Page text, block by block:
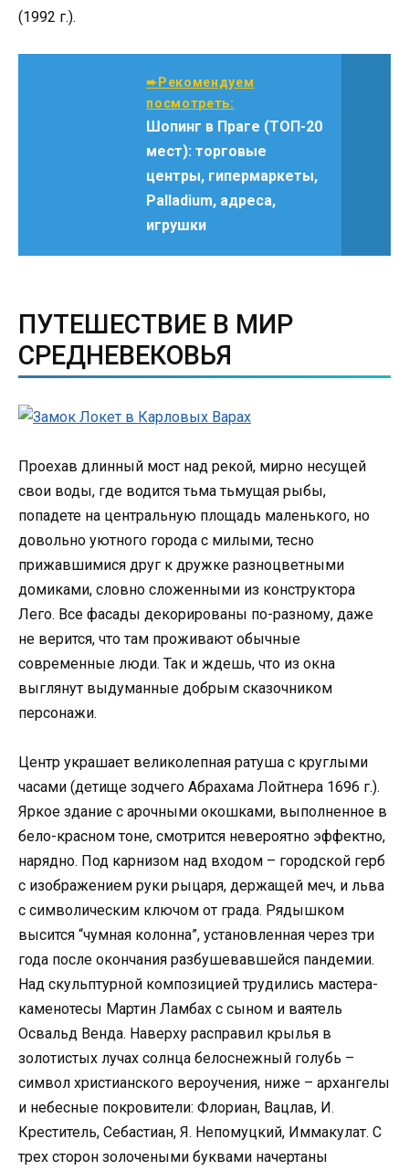
(1992 г.).
➨Рекомендуем
посмотреть:
Шопинг в Праге (ТОП-20
мест): торговые
центры, гипермаркеты,
Palladium, адреса,
игрушки
ПУТЕШЕСТВИЕ В МИР
СРЕДНЕВЕКОВЬЯ
Проехав длинный мост над рекой, мирно несущей
свои воды, где водится тьма тьмущая рыбы,
попадете на центральную площадь маленького, но
довольно уютного города с милыми, тесно
прижавшимися друг к дружке разноцветными
домиками, словно сложенными из конструктора
Лего. Все фасады декорированы по-разному, даже
не верится, что там проживают обычные
современные люди. Так и ждешь, что из окна
выглянут выдуманные добрым сказочником
персонажи.
Центр украшает великолепная ратуша с круглыми
часами (детище зодчего Абрахама Лойтнера 1696 г.).
Яркое здание с арочными окошками, выполненное в
бело-красном тоне, смотрится невероятно эффектно,
нарядно. Под карнизом над входом – городской герб
с изображением руки рыцаря, держащей меч, и льва
с символическим ключом от града. Рядышком
высится “чумная колонна”, установленная через три
года после окончания разбушевавшейся пандемии.
Над скульптурной композицией трудились мастера-
каменотесы Мартин Ламбах с сыном и ваятель
Освальд Венда. Наверху расправил крылья в
золотистых лучах солнца белоснежный голубь –
символ христианского вероучения, ниже – архангелы
и небесные покровители: Флориан, Вацлав, И.
Креститель, Себастиан, Я. Непомуцкий, Иммакулат. С
трех сторон золочеными буквами начертаны